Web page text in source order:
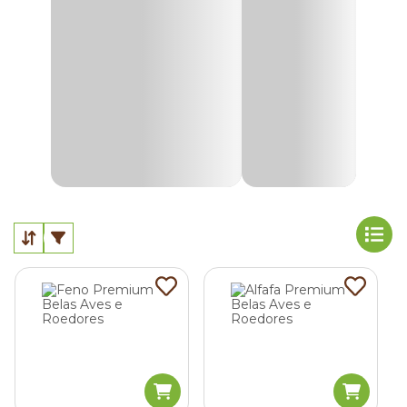
roedores. Como este produto é duro, os animais passam
o tamanho dos dentes.
Outras vantagens do alimento são:
Melhora no funcionamento do intestino;
Formação do bolo alimentar;
Evita a formação de gases;
Evita estresse e mantém os animais entretidos por